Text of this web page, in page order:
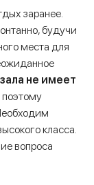
заранее.
будучи
места для
не имеет
поэтому
класса.
вопроса